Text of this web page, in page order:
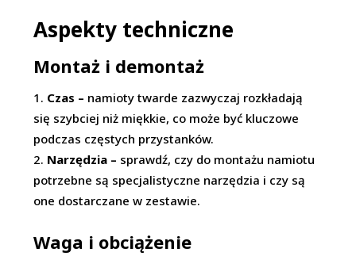
Aspekty techniczne
Montaż i demontaż
Czas – namioty twarde zazwyczaj rozkładają
się szybciej niż miękkie, co może być kluczowe
podczas częstych przystanków.
Narzędzia – sprawdź, czy do montażu namiotu
potrzebne są specjalistyczne narzędzia i czy są
one dostarczane w zestawie.
Waga i obciążenie